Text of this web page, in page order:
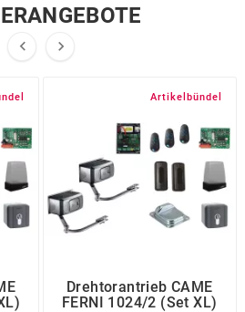
 
Artikelbündel
Drehtorantrieb CAME
FERNI 1024/2 (Set XL)